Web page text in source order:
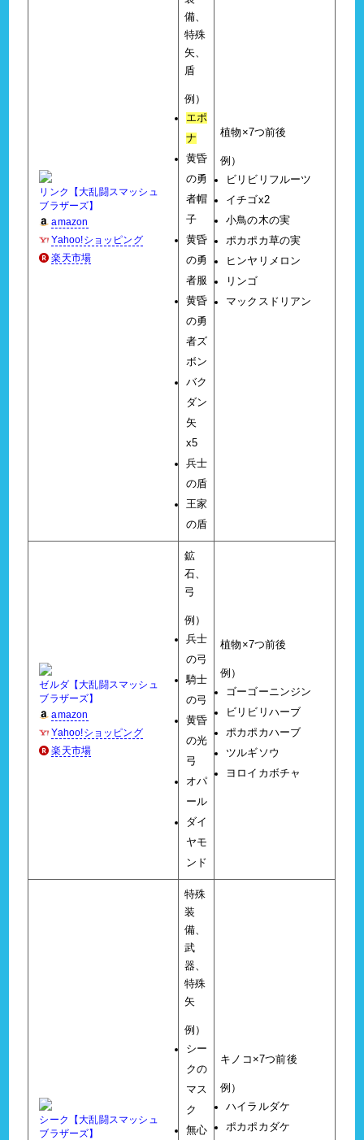
リンク【大乱闘スマッシュ
ブラザーズ】
amazon
Yahoo!ショッピング
楽天市場
備、
特殊
矢、
盾
例）
エポ
ナ
黄昏
の勇
者帽
子
黄昏
の勇
者服
黄昏
の勇
者ズ
ボン
バク
ダン
矢
x5
兵士
の盾
王家
の盾
植物×7つ前後
例）
ビリビリフルーツ
イチゴx2
小鳥の木の実
ポカポカ草の実
ヒンヤリメロン
リンゴ
マックスドリアン
ゼルダ【大乱闘スマッシュ
ブラザーズ】
amazon
Yahoo!ショッピング
楽天市場
鉱
石、
弓
例）
兵士
の弓
騎士
の弓
黄昏
の光
弓
オパ
ール
ダイ
ヤモ
ンド
植物×7つ前後
例）
ゴーゴーニンジン
ビリビリハーブ
ポカポカハーブ
ツルギソウ
ヨロイカボチャ
シーク【大乱闘スマッシュ
ブラザーズ】
特殊
装
備、
武
器、
特殊
矢
例）
シー
クの
マス
ク
無心
キノコ×7つ前後
例）
ハイラルダケ
ポカポカダケ